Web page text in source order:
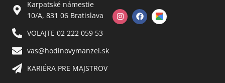
Karpatské námestie
10/A, 831 06 Bratislava
VOLAJTE 02 222 059 53​
vas@hodinovymanzel.sk​
KARIÉRA PRE MAJSTROV​